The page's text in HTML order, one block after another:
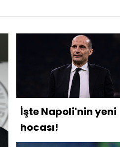
İşte Napoli'nin yeni
hocası!